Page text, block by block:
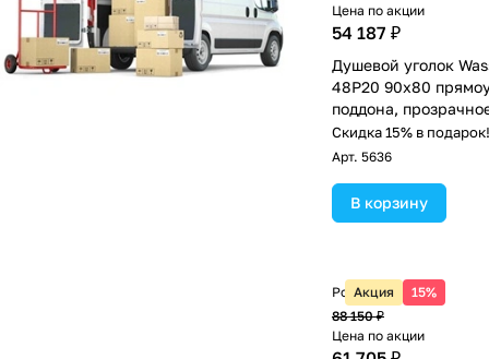
Цена по акции
54 187 ₽
Душевой уголок
48P20 90х80
поддона,
Скидка 15% в подарок!
Арт. 5636
В корзину
Акция 15%
Розничная цена
88 150 ₽
Цена по акции